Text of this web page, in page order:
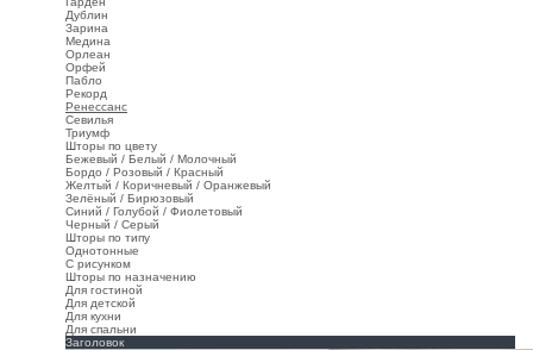
Дублин
Зарина
Медина
Орлеан
Орфей
Пабло
Рекорд
Ренессанс
Севилья
Триумф
Шторы по цвету
Бежевый / Белый / Молочный
Бордо / Розовый / Красный
Желтый / Коричневый / Оранжевый
Зелёный / Бирюзовый
Синий / Голубой / Фиолетовый
Черный / Серый
Шторы по типу
Однотонные
С рисунком
Шторы по назначению
Для гостиной
Для детской
Для кухни
Для спальни
Заголовок